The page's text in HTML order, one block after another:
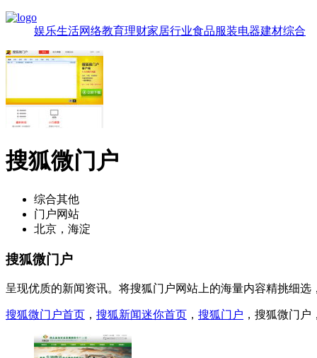
娱乐生活网络教育理财家居行业食品服装电器建材综合
搜狐微门户
综合其他
门户网站
北京，海淀
搜狐微门户
呈现优质的新闻资讯。将搜狐门户网站上的海量内容精挑细
搜狐微门户首页 ， 搜狐新闻迷你首页 ， 搜狐门户 ，搜狐微门户